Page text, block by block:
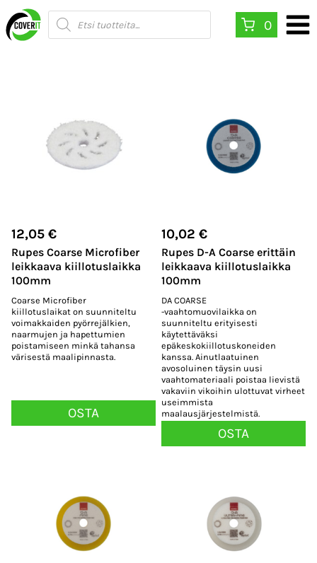
Siirry
sisältöön
Products
search
0
12,05 €
Rupes Coarse Microfiber
leikkaava kiillotuslaikka
100mm
Coarse Microfiber
kiillotuslaikat on suunniteltu
voimakkaiden pyörrejälkien,
naarmujen ja hapettumien
poistamiseen minkä tahansa
värisestä maalipinnasta.
OSTA
10,02 €
Rupes D-A Coarse erittäin
leikkaava kiillotuslaikka
100mm
DA COARSE
-vaahtomuovilaikka on
suunniteltu erityisesti
käytettäväksi
epäkeskokiillotuskoneiden
kanssa. Ainutlaatuinen
avosoluinen täysin uusi
vaahtomateriaali poistaa lievistä
vakaviin vikoihin ulottuvat virheet
useimmista
maalausjärjestelmistä.
OSTA